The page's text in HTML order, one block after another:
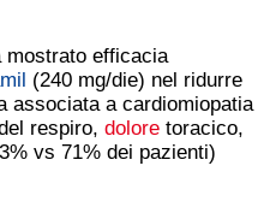
mostrato efficacia
(240 mg/die) nel ridurre
associata a cardiomiopatia
respiro, dolore toracico,
vs 71% dei pazienti)